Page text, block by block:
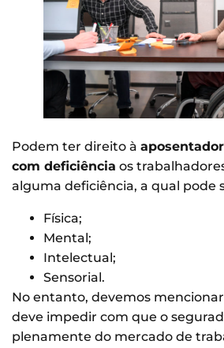
Podem ter direito à
com deficiência os
alguma deficiência, a qual pode
Física;
Mental;
Intelectual;
Sensorial.
No entanto, devemos
deve impedir com que o
plenamente do mercado de